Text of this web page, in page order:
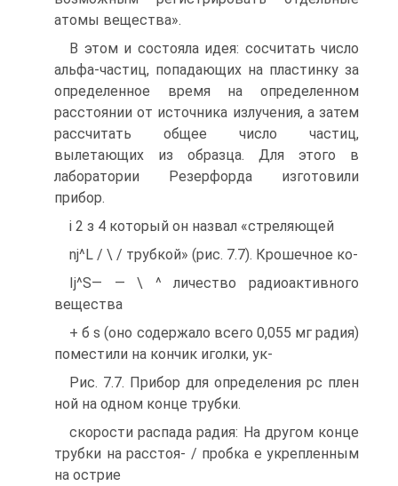
атомы вещества».
В этом и состояла идея: сосчитать число
альфа-частиц, попадающих на пластинку за
определенное время на определенном
расстоянии от источника излучения, а затем
рассчитать общее число частиц,
вылетающих из образца. Для этого в
лаборатории Резерфорда изготовили
прибор.
і 2 з 4 который он назвал «стреляющей
nj^L / \ / трубкой» (рис. 7.7). Крошечное ко-
Ij^S— — \ ^ личество радиоактивного
вещества
+ б s (оно содержало всего 0,055 мг радия)
поместили на кончик иголки, ук-
Рис. 7.7. Прибор для определения рс плен
ной на одном конце трубки.
скорости распада радия: На другом конце
трубки на расстоя- / пробка е укрепленным
на острие